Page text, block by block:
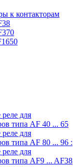
к контакторам
для
типа AF 40 ... 65
для
типа AF 80 ... 96 :
для
типа AF9 ... AF38